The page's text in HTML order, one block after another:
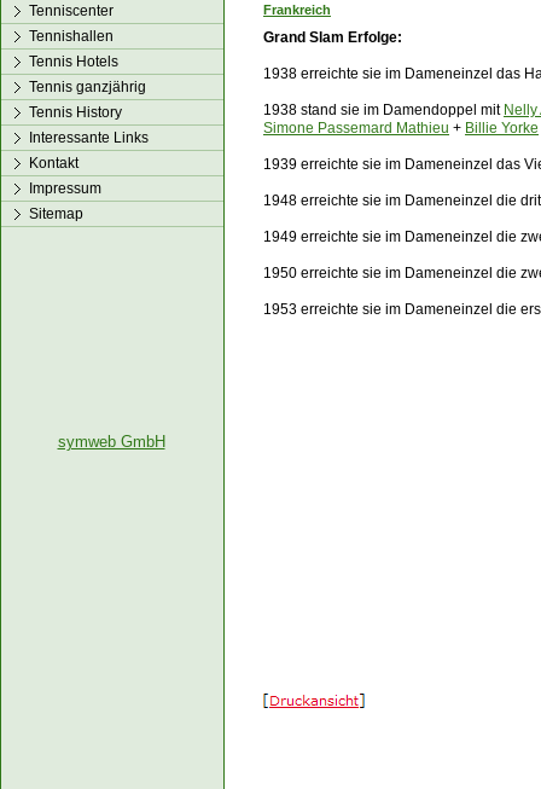
Frankreich
Grand Slam Erfolge:
1938 erreichte sie im Dameneinzel das
1938 stand sie im Damendoppel mit
Simone Passemard Mathieu + Billie Yorke
1939 erreichte sie im Dameneinzel das
1948 erreichte sie im Dameneinzel die
1949 erreichte sie im Dameneinzel die
1950 erreichte sie im Dameneinzel die
1953 erreichte sie im Dameneinzel die
Tenniscenter
Tennishallen
Tennis Hotels
Tennis ganzjährig
Tennis History
Interessante Links
Kontakt
Impressum
Sitemap
symweb GmbH